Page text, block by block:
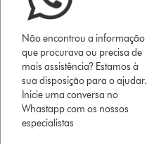
Não encontrou a informação
que procurava ou precisa de
mais assistência? Estamos à
sua disposição para o ajudar.
Inicie uma conversa no
Whastapp com os nossos
especialistas